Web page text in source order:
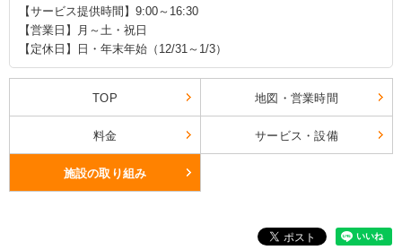
【サービス提供時間】9:00～16:30
【営業日】月～土・祝日
【定休日】日・年末年始（12/31～1/3）
TOP 地図・営業時間
料金 サービス・設備
施設の取り組み